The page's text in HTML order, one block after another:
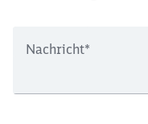
Nachricht*